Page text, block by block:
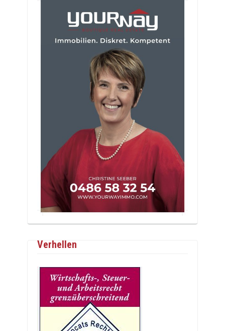
Verhellen